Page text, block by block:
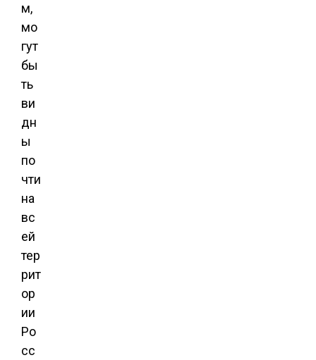
м,
мо
гут
бы
ть
ви
дн
ы
по
чти
на
вс
ей
тер
рит
ор
ии
Ро
сс